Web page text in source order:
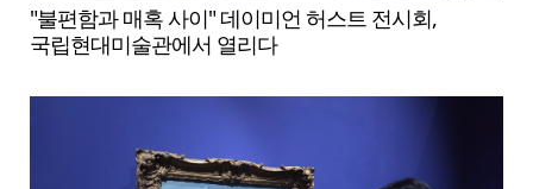
"불편함과 매혹 사이" 데이미언 허스트 전시회,
국립현대미술관에서 열리다